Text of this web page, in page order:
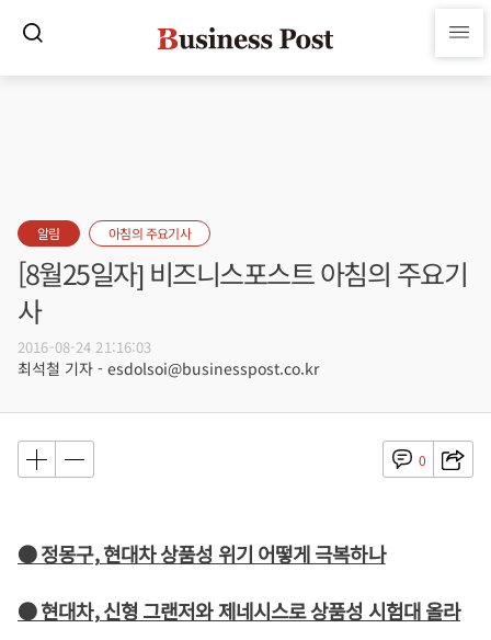
알림 아침의 주요기사
[8월25일자] 비즈니스포스트 아침의 주요기
사
2016-08-24 21:16:03
최석철 기자 - esdolsoi@businesspost.co.kr
0
● 정몽구, 현대차 상품성 위기 어떻게 극복하나
● 현대차, 신형 그랜저와 제네시스로 상품성 시험대 올라